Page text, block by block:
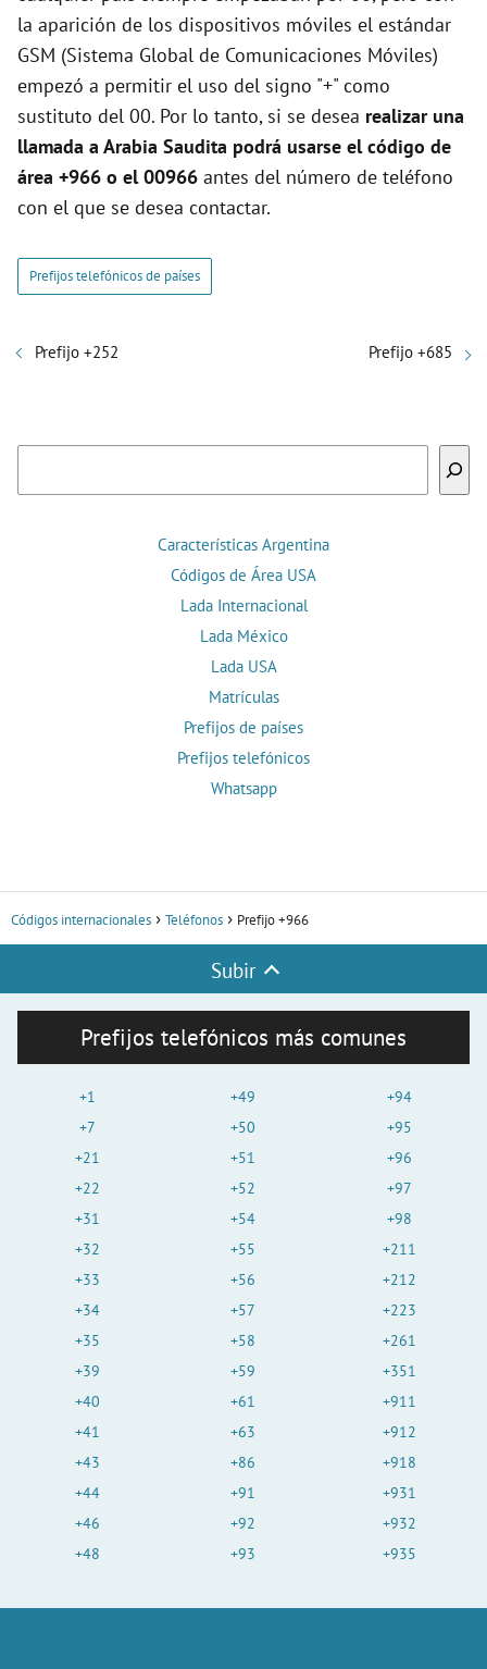
la aparición de los dispositivos móviles el estándar
GSM (Sistema Global de Comunicaciones Móviles)
empezó a permitir el uso del signo "+" como
sustituto del 00. Por lo tanto, si se desea realizar una
llamada a Arabia Saudita podrá usarse el código de
área +966 o el 00966 antes del número de teléfono
con el que se desea contactar.
Prefijos telefónicos de países
Prefijo +252 Prefijo +685
Características Argentina
Códigos de Área USA
Lada Internacional
Lada México
Lada USA
Matrículas
Prefijos de países
Prefijos telefónicos
Whatsapp
Códigos internacionales Teléfonos Prefijo +966
Subir
Prefijos telefónicos más comunes
+1
+7
+21
+22
+31
+32
+33
+34
+35
+39
+40
+41
+43
+44
+46
+48
+49
+50
+51
+52
+54
+55
+56
+57
+58
+59
+61
+63
+86
+91
+92
+93
+94
+95
+96
+97
+98
+211
+212
+223
+261
+351
+911
+912
+918
+931
+932
+935